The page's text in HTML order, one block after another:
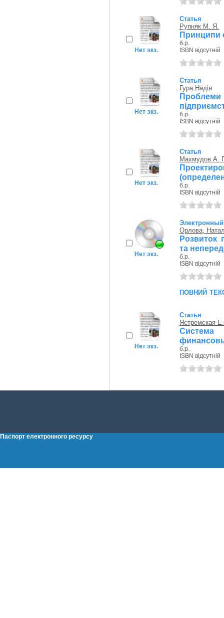
Нет экз.
Статья
Рупняк М. Я.
Принципи
б.р.
ISBN відсутній
Нет экз.
Статья
Гура Надія
Проблеми
б.р.
ISBN відсутній
Нет экз.
Статья
Махмудов А.
б.р.
ISBN відсутній
Нет экз.
Электронный
Орлова,
Розвиток
та
б.р.
ISBN відсутній
повний
Нет экз.
Статья
Ястремская
Система
б.р.
ISBN відсутній
Паспорт електронного ресурсу